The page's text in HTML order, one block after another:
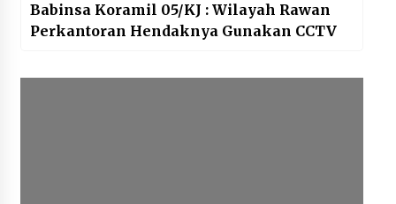
Babinsa Koramil 05/KJ : Wilayah Rawan
Perkantoran Hendaknya Gunakan CCTV